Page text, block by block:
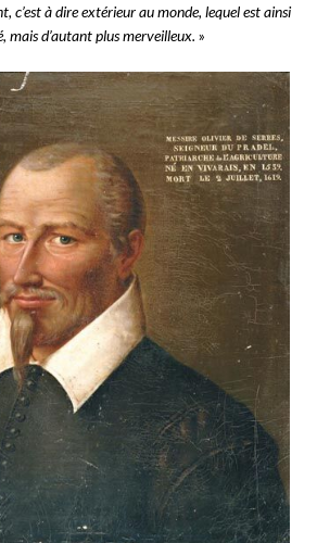
c’est à dire extérieur au monde, lequel est ainsi
mais d’autant plus merveilleux. »